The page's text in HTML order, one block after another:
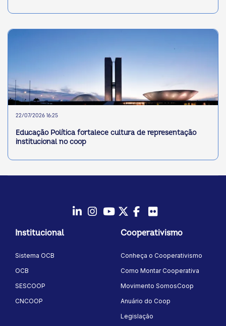
22/07/2026 16:25
Educação Política fortalece cultura de representação
institucional no coop
Instagram
YoutubeTwitter/X
Facebook
Institucional
Sistema OCB
OCB
SESCOOP
CNCOOP
Cooperativismo
Conheça o Cooperativismo
Como Montar Cooperativa
Movimento SomosCoop
Anuário do Coop
Legislação